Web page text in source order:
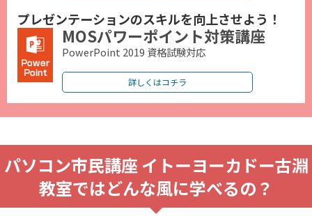
プレゼンテーションのスキルを向上させよう！
MOSパワーポイント対策講座
PowerPoint 2019 資格試験対応
詳しくはコチラ
パソコン市民講座 イトーヨーカドー古淵
教室ではどんな風に学べるの？